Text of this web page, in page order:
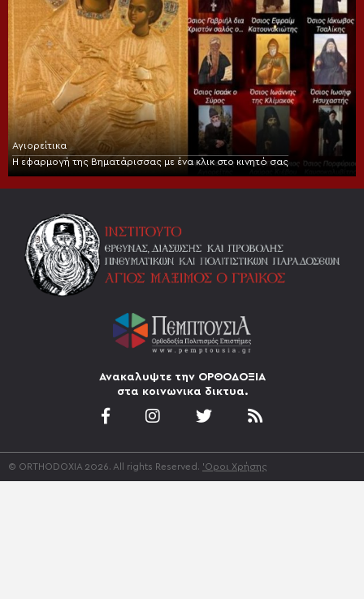
Αγιορείτικα
Η εφαρμογή της Βηματάρισσας με ένα κλικ στο κινητό σας
Ανακαλυψτε την ΟΡΘΟΔΟΞΙΑ
στα κοινωνικα δικτυα.
© ORTHODOXIA 2026. All rights Reserved. 'Οροι Χρήσης